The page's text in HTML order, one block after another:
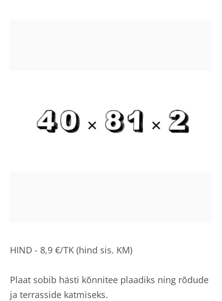
HIND - 8,9 €/TK (hind sis. KM)
Plaat sobib hästi kõnnitee plaadiks ning rõdude
ja terrasside katmiseks.